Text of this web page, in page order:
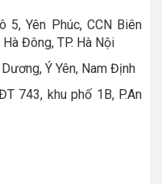
5, Yên Phúc, CCN Biên
Đông, TP. Hà Nội
Ý Yên, Nam Định
743, khu phố 1B, P.An